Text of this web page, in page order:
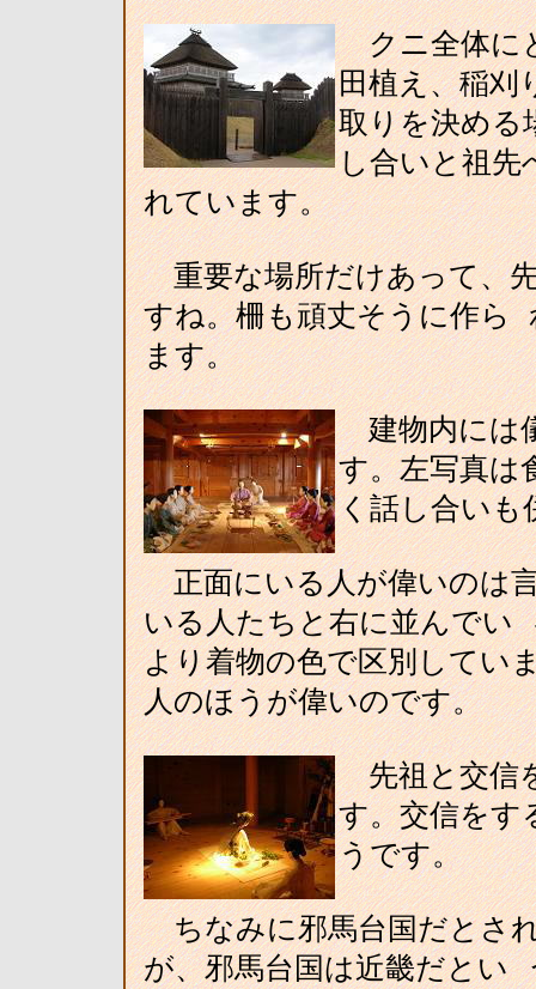
クニ全体に
田植え、稲刈
取りを決める
し合いと祖先
れています。
重要な場所だけあって、
すね。柵も頑丈そうに作ら
ます。
建物内には
す。左写真は
く話し合いも
正面にいる人が偉いのは
いる人たちと右に並んでい
より着物の色で区別してい
人のほうが偉いのです。
先祖と交信
す。交信をす
うです。
ちなみに邪馬台国だとさ
が、邪馬台国は近畿だとい